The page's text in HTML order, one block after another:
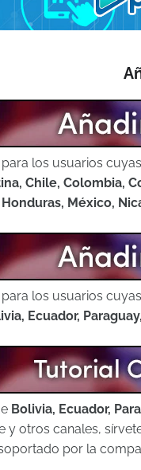
los usuarios
Chile, Colombia,
Honduras, México,
los usuarios
Ecuador,
Bolivia, Ecuador,
y otros canales,
por la